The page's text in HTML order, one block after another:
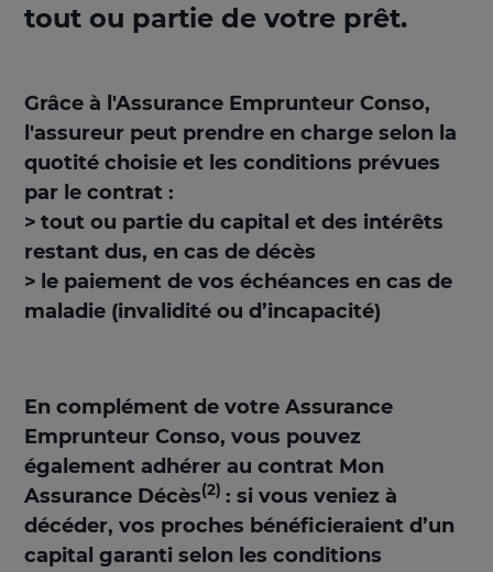
tout ou partie de votre prêt.
Grâce à l'Assurance Emprunteur Conso,
l'assureur peut prendre en charge selon la
quotité choisie et les conditions prévues
par le contrat :
> tout ou partie du capital et des intérêts
restant dus, en cas de décès
> le paiement de vos échéances en cas de
maladie (invalidité ou d’incapacité)
En complément de votre Assurance
Emprunteur Conso, vous pouvez
également adhérer au contrat Mon
Assurance Décès(2): si vous veniez à
décéder, vos proches bénéficieraient d’un
capital garanti selon les conditions